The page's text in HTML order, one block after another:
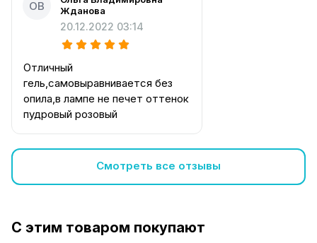
ОВ
Жданова
20.12.2022 03:14
Отличный
гель,самовыравнивается без
опила,в лампе не печет оттенок
пудровый розовый
Смотреть все отзывы
С этим товаром покупают